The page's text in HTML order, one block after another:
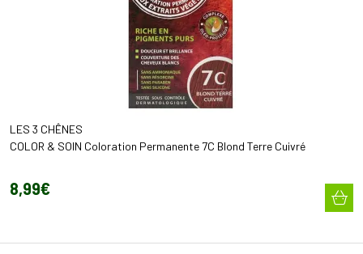
LES 3 CHÊNES
COLOR & SOIN Coloration Permanente 7C Blond Terre Cuivré
8,99€